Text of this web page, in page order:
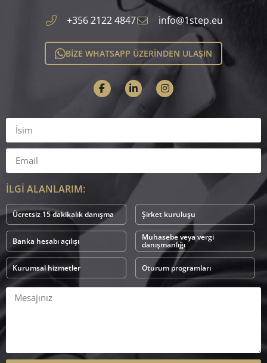
+356 2122 4847 info@1step.eu
BİZE WHATSAPP ÜZERİNDEN ULAŞIN
İLGİ ALANLARIM:
Ücretsiz 15 dakikalık danışma Şirket kuruluşu
Banka hesabı açılışı Muhasebe veya vergi
danışmanlığı
Kurumsal hizmetler Oturum programları